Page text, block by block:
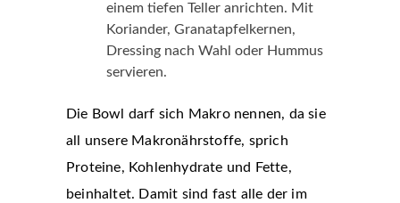
einem tiefen Teller anrichten. Mit
Koriander, Granatapfelkernen,
Dressing nach Wahl oder Hummus
servieren.
Die Bowl darf sich Makro nennen, da sie
all unsere Makronährstoffe, sprich
Proteine, Kohlenhydrate und Fette,
beinhaltet. Damit sind fast alle der im